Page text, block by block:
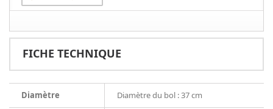
FICHE TECHNIQUE
Diamètre Diamètre du bol : 37 cm